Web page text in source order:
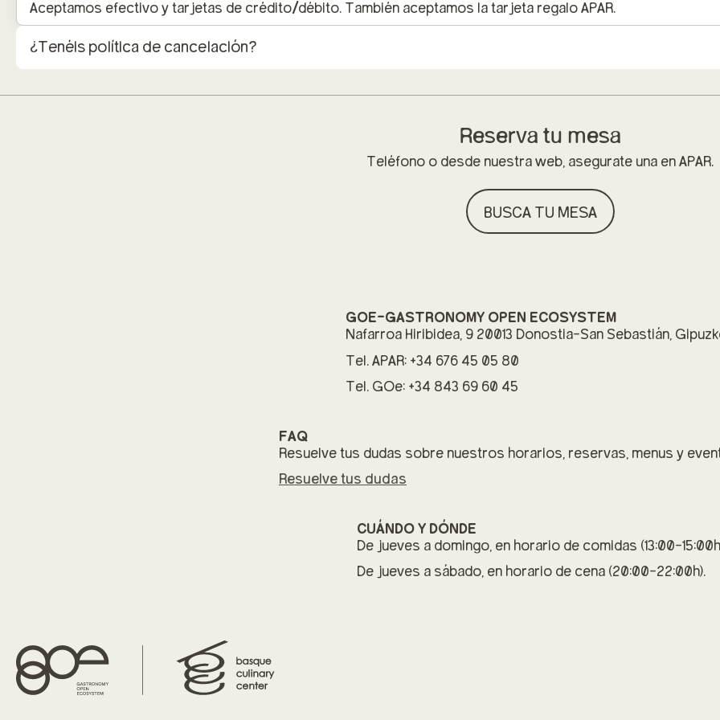
Aceptamos efectivo y tarjetas de crédito/débito. También aceptamos la tarjeta regalo APAR.
¿Tenéis política de cancelación?
Reserva tu mesa
Teléfono o desde nuestra web, asegurate una en APAR.
BUSCA TU MESA
GOE-GASTRONOMY OPEN ECOSYSTEM
Nafarroa Hiribidea, 9 20013 Donostia-San Sebastián,
Tel. APAR: +34 676 45 05 80
Tel. GOe: +34 843 69 60 45
FAQ
Resuelve tus dudas sobre nuestros horarios, reservas, menus y
Resuelve tus dudas
CUÁNDO Y DÓNDE
De jueves a domingo, en horario de comidas (13:00-
De jueves a sábado, en horario de cena (20:00-22:00h).